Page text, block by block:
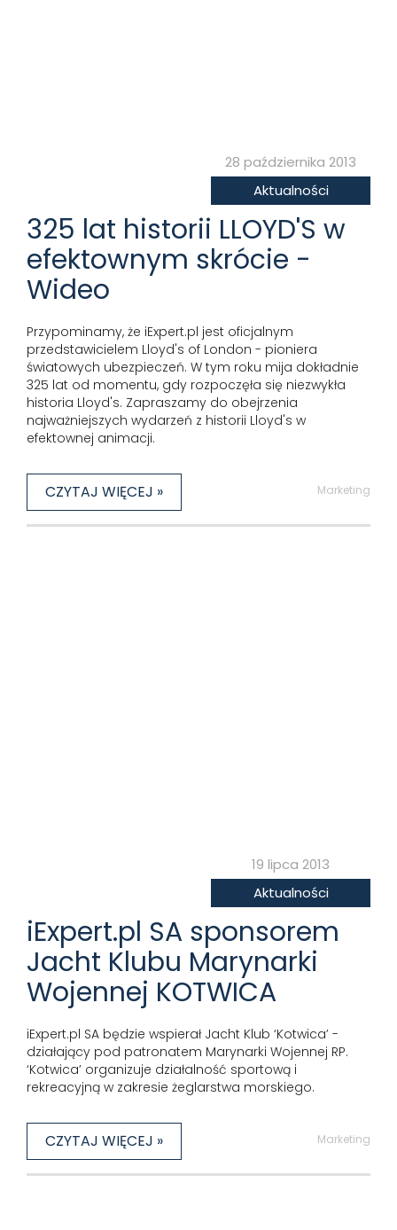
28 października 2013
Aktualności
325 lat historii LLOYD'S w
efektownym skrócie -
Wideo
Przypominamy, że iExpert.pl jest oficjalnym
przedstawicielem Lloyd's of London - pioniera
światowych ubezpieczeń. W tym roku mija dokładnie
325 lat od momentu, gdy rozpoczęła się niezwykła
historia Lloyd's. Zapraszamy do obejrzenia
najważniejszych wydarzeń z historii Lloyd's w
efektownej animacji.
CZYTAJ WIĘCEJ » Marketing
19 lipca 2013
Aktualności
iExpert.pl SA sponsorem
Jacht Klubu Marynarki
Wojennej KOTWICA
iExpert.pl SA będzie wspierał Jacht Klub ‘Kotwica’ -
działający pod patronatem Marynarki Wojennej RP.
‘Kotwica’ organizuje działalność sportową i
rekreacyjną w zakresie żeglarstwa morskiego.
CZYTAJ WIĘCEJ » Marketing